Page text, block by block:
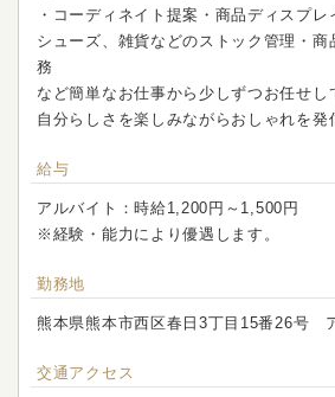
・コーディネイト提案・商品ディスプレ
シューズ、雑貨などのストック管理・商
務
など簡単なお仕事から少しずつお任せし
自分らしさを楽しみながらおしゃれを発
給与
アルバイト：時給1,200円～1,500円
※経験・能力により優遇します。
勤務地
熊本県熊本市西区春日3丁目15番26号
交通アクセス